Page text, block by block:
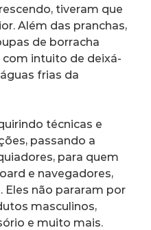
tiveram que
Além das pranchas,
de borracha
intuito de deixá-
frias da
técnicas e
passando a
para quem
e navegadores,
Eles não pararam por
masculinos,
e muito mais.